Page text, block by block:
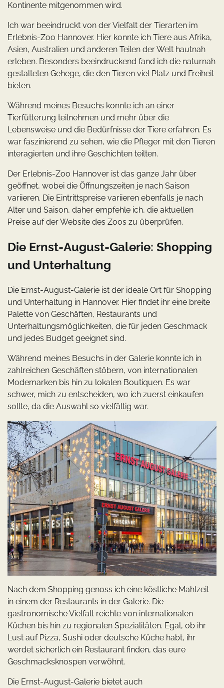
Kontinente mitgenommen wird.
Ich war beeindruckt von der Vielfalt der Tierarten im
Erlebnis-Zoo Hannover. Hier konnte ich Tiere aus Afrika,
Asien, Australien und anderen Teilen der Welt hautnah
erleben. Besonders beeindruckend fand ich die naturnah
gestalteten Gehege, die den Tieren viel Platz und Freiheit
bieten.
Während meines Besuchs konnte ich an einer
Tierfütterung teilnehmen und mehr über die
Lebensweise und die Bedürfnisse der Tiere erfahren. Es
war faszinierend zu sehen, wie die Pfleger mit den Tieren
interagierten und ihre Geschichten teilten.
Der Erlebnis-Zoo Hannover ist das ganze Jahr über
geöffnet, wobei die Öffnungszeiten je nach Saison
variieren. Die Eintrittspreise variieren ebenfalls je nach
Alter und Saison, daher empfehle ich, die aktuellen
Preise auf der Website des Zoos zu überprüfen.
Die Ernst-August-Galerie: Shopping
und Unterhaltung
Die Ernst-August-Galerie ist der ideale Ort für Shopping
und Unterhaltung in Hannover. Hier findet ihr eine breite
Palette von Geschäften, Restaurants und
Unterhaltungsmöglichkeiten, die für jeden Geschmack
und jedes Budget geeignet sind.
Während meines Besuchs in der Galerie konnte ich in
zahlreichen Geschäften stöbern, von internationalen
Modemarken bis hin zu lokalen Boutiquen. Es war
schwer, mich zu entscheiden, wo ich zuerst einkaufen
sollte, da die Auswahl so vielfältig war.
Nach dem Shopping genoss ich eine köstliche Mahlzeit
in einem der Restaurants in der Galerie. Die
gastronomische Vielfalt reichte von internationalen
Küchen bis hin zu regionalen Spezialitäten. Egal, ob ihr
Lust auf Pizza, Sushi oder deutsche Küche habt, ihr
werdet sicherlich ein Restaurant finden, das eure
Geschmacksknospen verwöhnt.
Die Ernst-August-Galerie bietet auch